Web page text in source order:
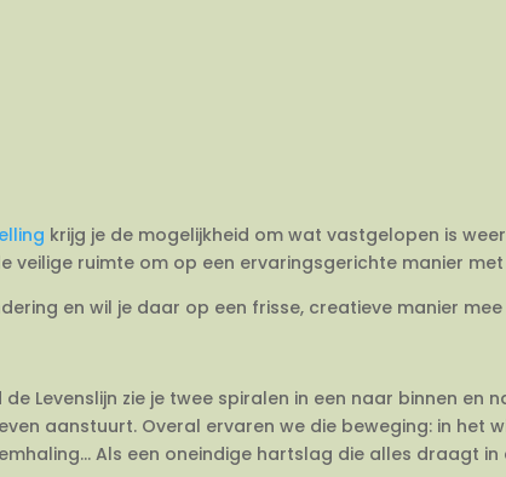
krijg je de mogelijkheid om wat vastgelopen is
veilige ruimte om op een ervaringsgerichte manier
en wil je daar op een frisse, creatieve manier
Levenslijn zie je twee spiralen in een naar binnen
aanstuurt. Overal ervaren we die beweging: in het
Als een oneindige hartslag die alles draagt